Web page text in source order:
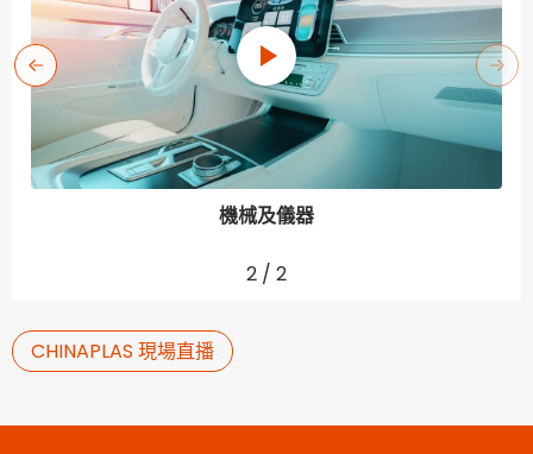
機械及儀器
2 / 2
CHINAPLAS 現場直播